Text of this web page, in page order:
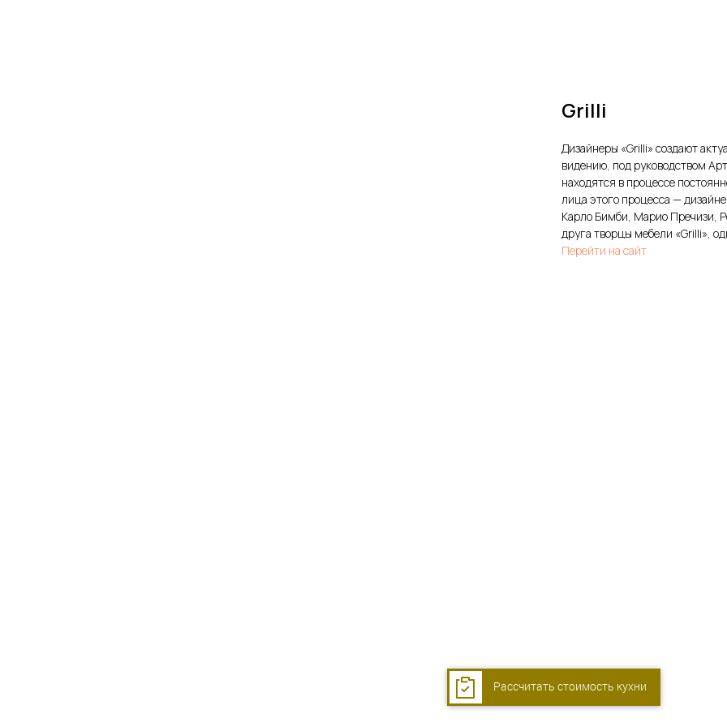
Grilli
Дизайнеры «Grilli» создают
видению, под руководством
находятся в процессе
лица этого процесса —
Карло Бимби, Марио Пречизи,
друга творцы мебели «Grilli»,
Перейти на сайт
Рассчитать стоимость кухни